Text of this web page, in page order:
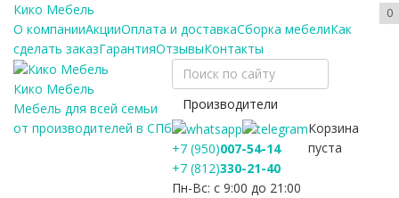
Кико Мебель 0
О компанииАкцииОплата и доставкаСборка мебелиКак
сделать заказГарантияОтзывыКонтакты
Кико Мебель
Мебель для всей семьи
от производителей в СПб
Производители
+7 (950)007-54-14
+7 (812)330-21-40
Пн-Вс: с 9:00 до 21:00
Корзина
пуста